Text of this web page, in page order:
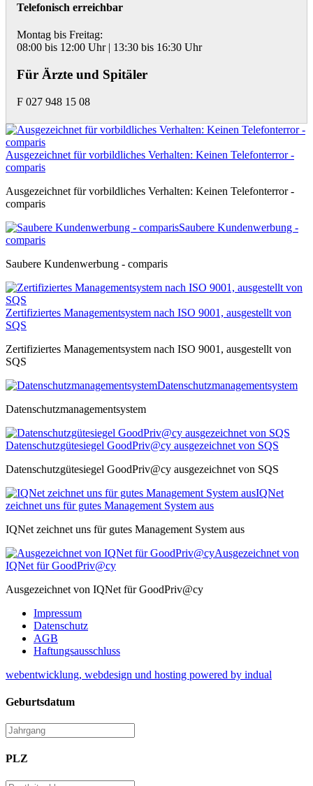
Telefonisch erreichbar
Montag bis Freitag:
08:00 bis 12:00 Uhr | 13:30 bis 16:30 Uhr
Für Ärzte und Spitäler
F 027 948 15 08
Ausgezeichnet für vorbildliches Verhalten: Keinen Telefonterror -
comparis
Ausgezeichnet für vorbildliches Verhalten: Keinen Telefonterror -
comparis
Saubere Kundenwerbung -
comparis
Saubere Kundenwerbung - comparis
Zertifiziertes Managementsystem nach ISO 9001, ausgestellt von
SQS
Zertifiziertes Managementsystem nach ISO 9001, ausgestellt von
SQS
Datenschutzmanagementsystem
Datenschutzmanagementsystem
Datenschutzgütesiegel GoodPriv@cy ausgezeichnet von SQS
Datenschutzgütesiegel GoodPriv@cy ausgezeichnet von SQS
IQNet
zeichnet uns für gutes Management System aus
IQNet zeichnet uns für gutes Management System aus
Ausgezeichnet von
IQNet für GoodPriv@cy
Ausgezeichnet von IQNet für GoodPriv@cy
Impressum
Datenschutz
AGB
Haftungsausschluss
webentwicklung, webdesign und hosting powered by indual
Geburtsdatum
PLZ